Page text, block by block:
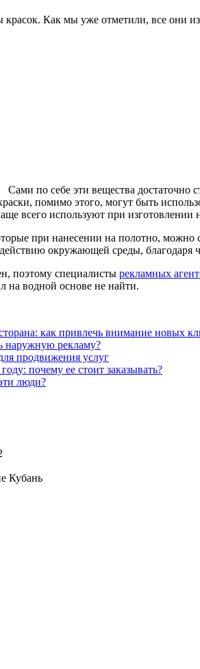
красок. Как мы уже отметили, все они
Сами по себе эти вещества достаточно
помимо этого, могут быть
всего используют при изготовлении
при нанесении на полотно, можно
окружающей среды, благодаря
поэтому специалисты рекламных
на водной основе не найти.
как привлечь внимание новых
наружную рекламу?
продвижения услуг
почему ее стоит заказывать?
люди?
Кубань